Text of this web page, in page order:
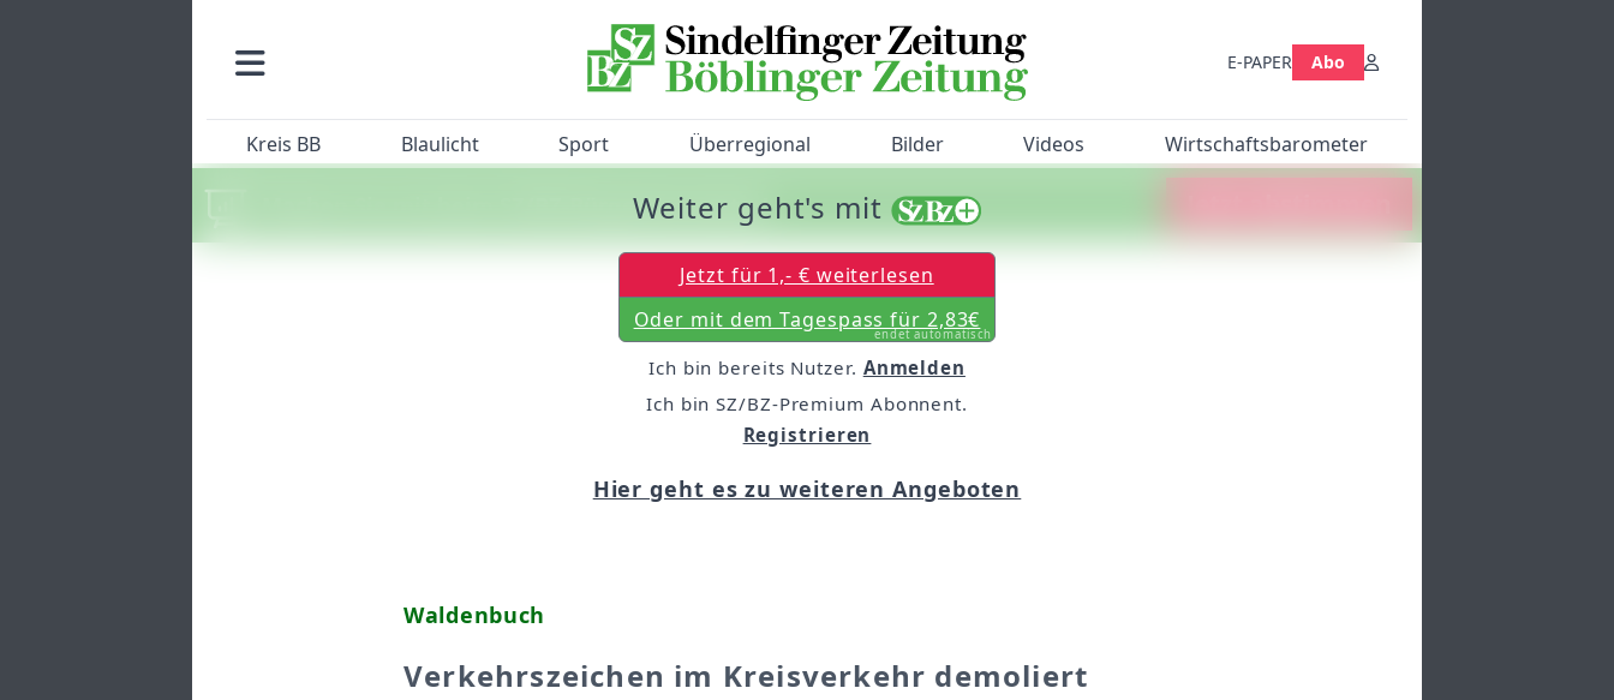
E-PAPER Abo
Kreis BB Blaulicht Sport Überregional Bilder Videos Wirtschaftsbarometer
Machen Sie mit beim SZ/BZ-Bürgerbarometer!
Waldenbuch
Verkehrszeichen im Kreisverkehr demoliert
Weiter geht's mit
Jetzt für 1,- € weiterlesen
Oder mit dem Tagespass für 2,83€
endet automatisch
Ich bin bereits Nutzer. Anmelden
Ich bin SZ/BZ-Premium Abonnent.
Registrieren
Hier geht es zu weiteren Angeboten